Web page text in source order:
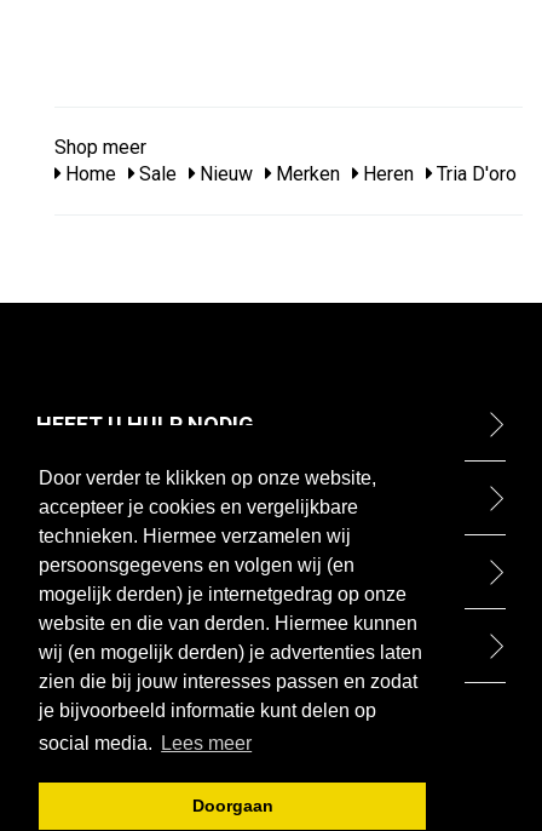
Door verder te klikken op onze website,
accepteer je cookies en vergelijkbare
technieken. Hiermee verzamelen wij
persoonsgegevens en volgen wij (en
mogelijk derden) je internetgedrag op onze
website en die van derden. Hiermee kunnen
wij (en mogelijk derden) je advertenties laten
zien die bij jouw interesses passen en zodat
je bijvoorbeeld informatie kunt delen op
social media.
Lees meer
Doorgaan
Shop meer
Home
Sale Nieuw Merken Heren Tria D'oro
HEEFT U HULP NODIG
ONTDEK
BETAALMETHODEN
BEZOEK ONZE WINKEL